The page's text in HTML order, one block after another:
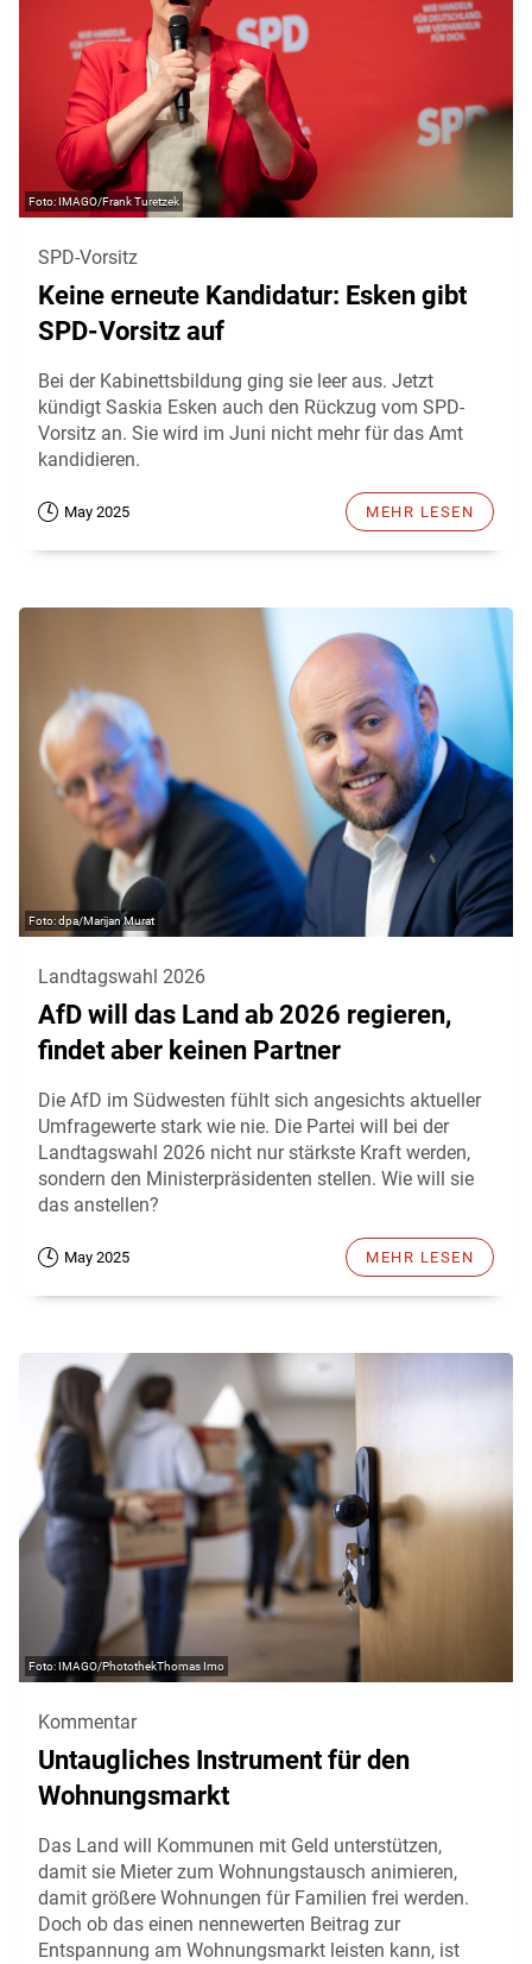
IMAGO/Frank Turetzek
SPD-Vorsitz
Keine erneute Kandidatur: Esken gibt
SPD-Vorsitz auf
Bei der Kabinettsbildung ging sie leer aus. Jetzt
kündigt Saskia Esken auch den Rückzug vom SPD-
Vorsitz an. Sie wird im Juni nicht mehr für das Amt
kandidieren.
May 2025 MEHR LESEN
dpa/Marijan Murat
Landtagswahl 2026
AfD will das Land ab 2026 regieren,
findet aber keinen Partner
Die AfD im Südwesten fühlt sich angesichts aktueller
Umfragewerte stark wie nie. Die Partei will bei der
Landtagswahl 2026 nicht nur stärkste Kraft werden,
sondern den Ministerpräsidenten stellen. Wie will sie
das anstellen?
May 2025 MEHR LESEN
IMAGO/PhotothekThomas Imo
Kommentar
Untaugliches Instrument für den
Wohnungsmarkt
Das Land will Kommunen mit Geld unterstützen,
damit sie Mieter zum Wohnungstausch animieren,
damit größere Wohnungen für Familien frei werden.
Doch ob das einen nennewerten Beitrag zur
Entspannung am Wohnungsmarkt leisten kann, ist